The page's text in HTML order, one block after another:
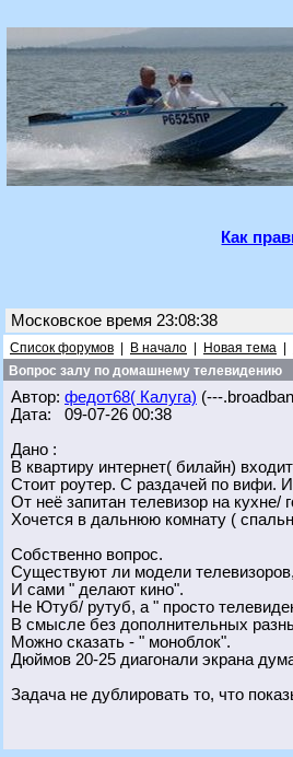
Как
Московское время 23:08:38
Список форумов В начало Новая тема
Вопрос залу по домашнему телевидению
Автор: федот68( Калуга) (---
Дата: 09-07-26 00:38
Дано :
В квартиру интернет( билайн)
Стоит роутер. С раздачей по вифи.
От неё запитан телевизор на кухне/
Хочется в дальнюю комнату (
Собственно вопрос.
Существуют ли модели
И сами " делают кино".
Не Ютуб/ рутуб, а " просто
В смысле без дополнительных
Можно сказать - " моноблок".
Дюймов 20-25 диагонали экрана
Задача не дублировать то, что